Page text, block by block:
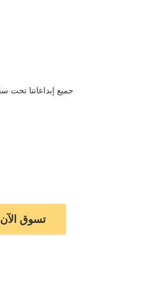
تسوق الآن